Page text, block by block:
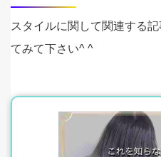
スタイルに関して関連する
てみて下さい^ ^